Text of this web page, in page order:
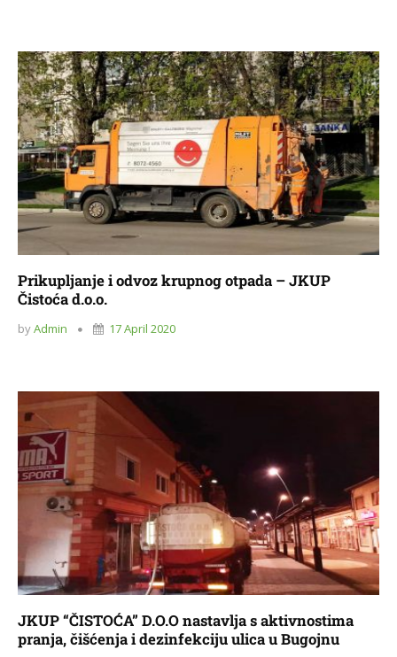
Prikupljanje i odvoz krupnog otpada – JKUP
Čistoća d.o.o.
byAdmin 17 April 2020
JKUP “ČISTOĆA” D.O.O nastavlja s aktivnostima
pranja, čišćenja i dezinfekciju ulica u Bugojnu